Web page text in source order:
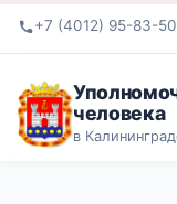
+7 (4012) 95-83-50
человека
в